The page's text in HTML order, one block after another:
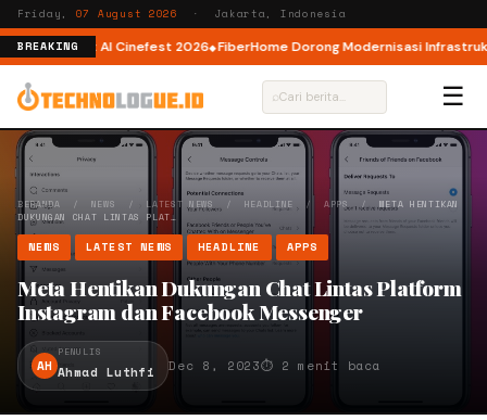
Friday, 07 August 2026 · Jakarta, Indonesia
BREAKING
AI lewat AI Cinefest 2026 FiberHome Dorong Modernisasi Infrastruktur
⌕ ☰
BERANDA / NEWS / LATEST NEWS / HEADLINE /APPS / META HENTIKAN
DUKUNGAN CHAT LINTAS PLAT…
NEWS LATEST NEWS HEADLINE APPS
Meta Hentikan Dukungan Chat Lintas Platform
Instagram dan Facebook Messenger
AH
PENULIS
Ahmad Luthfi Dec 8, 2023⏱ 2 menit baca